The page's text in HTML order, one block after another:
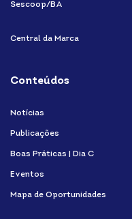
Sescoop/BA
Central da Marca
Conteúdos
Notícias
Publicações
Boas Práticas | Dia C
Eventos
Mapa de Oportunidades